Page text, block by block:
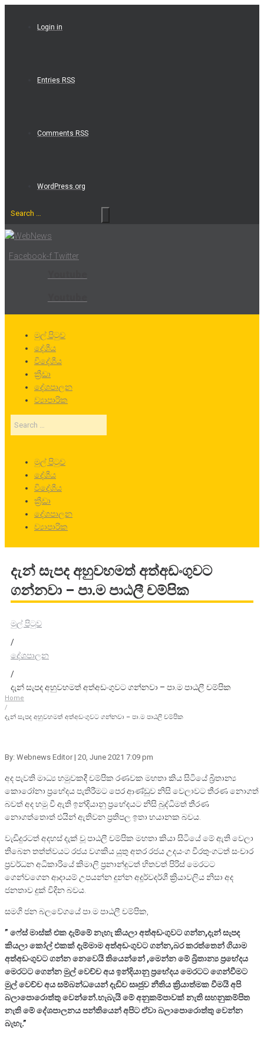
Login in
Entries RSS
Comments RSS
WordPress.org
Search
Facebook-f Twitter
මුල් පිටුව
දේශීය
විදේශීය
ක්‍රීඩා
දේශපාලන
ව්‍යාපාරික
Search
…
මුල් පිටුව
දේශීය
විදේශීය
ක්‍රීඩා
දේශපාලන
ව්‍යාපාරික
දැන් සැපද අහුවහමත් අත්අඩංගුවට
ගන්නවා – පා.ම පාඨලී චම්පික
මුල් පිටුව
/
දේශපාලන
/
දැන් සැපද අහුවහමත් අත්අඩංගුවට ගන්නවා – පා.ම පාඨලී චම්පික
Home
/
දැන් සැපද අහුවහමත් අත්අඩංගුවට ගන්නවා – පා.ම පාඨලී චම්පික
By: Webnews Editor | 20, June 2021 7:09 pm
අද පැවති මාධ්‍ය හමුවකදී චම්පික රණවක මහතා කිය සිටියේ බ්‍රිතාන්‍ය
කොරෝනා ප්‍ර⁣භේදය පැතිරීමට පෙර ආණ්ඩුව නිසි වෙලාවට තීරණ නොගත්
බවත් අද හමු වී ඇති ඉන්දියානු ප්‍රභේදයට නිසි බුද්ධිමත් තීරණ
නොගත්තොත් එයින් ඇතිවන ප්‍රතිපල ඉතා භයානක බවය.
වැඩිදුරටත් අදහස් දැක් වූ පාඨලී චම්පික මහතා කියා සිටියේ මේ ඇති වෙලා
තිබෙන තත්ත්වයට රජය වගකිය යුතු අතර රජය උදයංග වීරතුංගටත් සංචාර
ප්‍රවර්ධන අධිකාරියේ කිමාලි ප්‍රනාන්දුටත් හිතවත් පිරිස් මෙරටට
ගෙන්වගෙන ආදායම් උපයන්න දුන්න අදූර්වදර්ශී ක්‍රියාවලිය නිසා අද
ජනතාව දුක් විදින බවය.
සමගි ජන බලවේගයේ පා.ම පාඨලී චම්පික,
” ෆේස් මාස්ක් එක ⁣දැම්මේ නැහැ කියලා අත්අඩංගුවට ගන්න,දැන් සැපද
කියලා කෝල් එකක් දැම්මාම අත්අඩංගුවට ගන්න,බර කරත්තෙන් ගියාම
අත්අඩංගුවට ගන්න නෙවෙයි තියෙන්නේ ,මෙන්න මේ බ්‍රිතාන්‍ය ප්‍රභේදය
මෙරටට ගෙන්න මුල් වෙච්ච අය ඉන්දියානු ප්‍රභේදය මෙරටට ගෙන්වීමට
මුල් වෙච්ච අය සම්බන්ධයෙන් දැඩිව සෘජුව නීතිය ක්‍රියාත්මක වීමයි අපි
බලාපොරොත්තු වෙන්නේ.හැබැයි මේ අනුකම්පාවක් නැති සහනුකම්පිත
නැති මේ දේශපාලනය පන්තියෙන් අපිට ඒවා බලාපොරොත්තු වෙන්න
බැහැ.”